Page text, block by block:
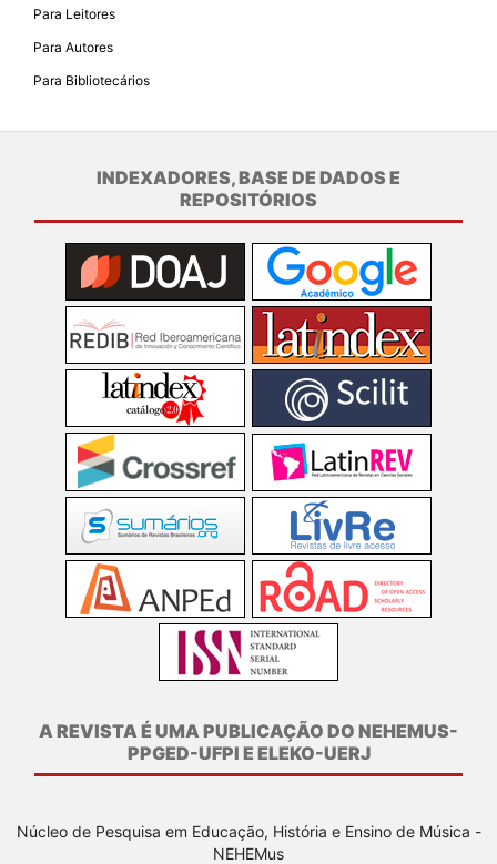
Para Leitores
Para Autores
Para Bibliotecários
INDEXADORES, BASE DE DADOS E
REPOSITÓRIOS
A REVISTA É UMA PUBLICAÇÃO DO NEHEMUS-
PPGED-UFPI E ELEKO-UERJ
Núcleo de Pesquisa em Educação, História e Ensino de Música -
NEHEMus